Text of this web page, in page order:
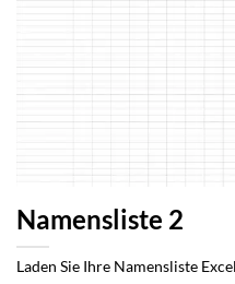
Namensliste 2
Laden Sie Ihre Namensliste